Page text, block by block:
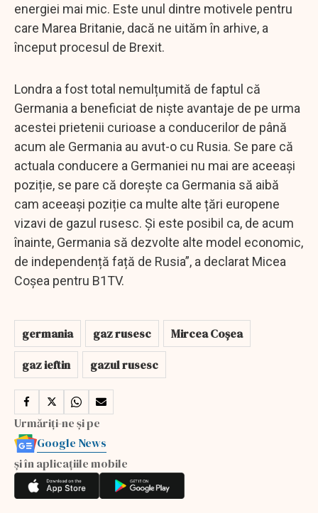
energiei mai mic. Este unul dintre motivele pentru
care Marea Britanie, dacă ne uităm în arhive, a
început procesul de Brexit.
Londra a fost total nemulțumită de faptul că
Germania a beneficiat de niște avantaje de pe urma
acestei prietenii curioase a conducerilor de până
acum ale Germania au avut-o cu Rusia. Se pare că
actuala conducere a Germaniei nu mai are aceeași
poziție, se pare că dorește ca Germania să aibă
cam aceeași poziție ca multe alte țări europene
vizavi de gazul rusesc. Și este posibil ca, de acum
înainte, Germania să dezvolte alte model economic,
de independență față de Rusia”, a declarat Micea
Coșea pentru B1TV.
germania gaz rusesc
Mircea Coșea
gaz ieftin
gazul rusesc
Urmăriți-ne și pe
Google News
și în aplicațiile mobile